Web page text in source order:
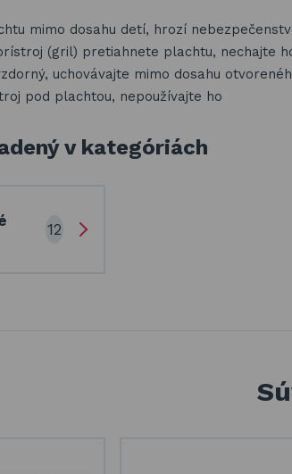
mimo dosahu detí, hrozí
(gril) pretiahnete plachtu, nechajte
uchovávajte mimo dosahu
pod plachtou, nepoužívajte ho
v kategóriách
12